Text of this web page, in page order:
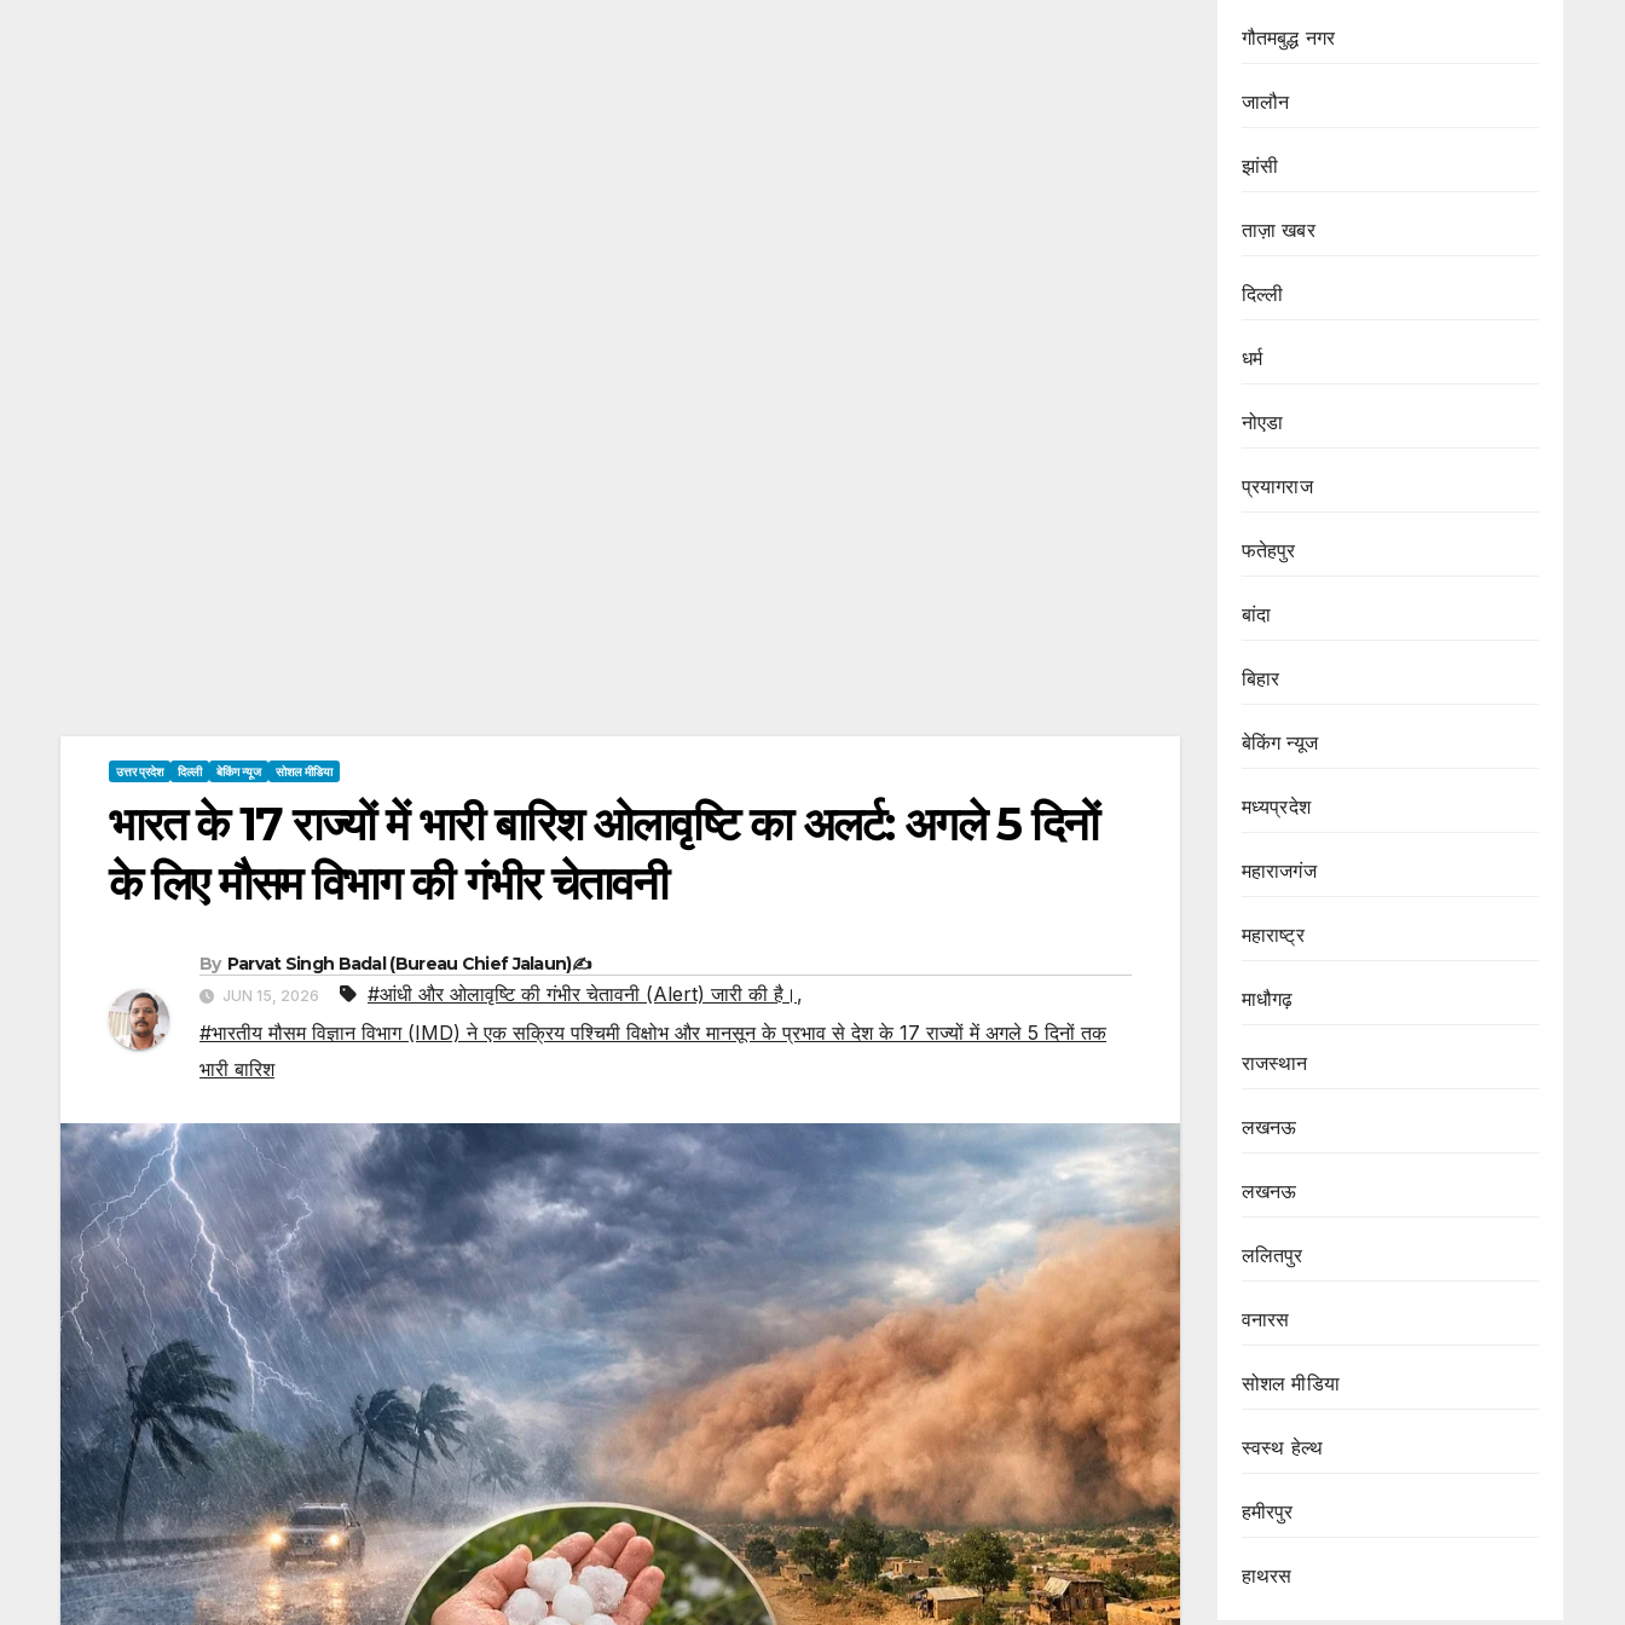
उत्तर प्रदेश दिल्ली बेकिंग न्यूज सोशल मीडिया
भारत के 17 राज्यों में भारी बारिश ओलावृष्टि का अलर्ट: अगले 5 दिनों
के लिए मौसम विभाग की गंभीर चेतावनी
By Parvat Singh Badal (Bureau Chief Jalaun)✍️
JUN 15, 2026 #आंधी और ओलावृष्टि की गंभीर चेतावनी (Alert) जारी की है। ,
#भारतीय मौसम विज्ञान विभाग (IMD) ने एक सक्रिय पश्चिमी विक्षोभ और मानसून के प्रभाव से देश के 17 राज्यों में अगले 5 दिनों तक
भारी बारिश
गौतमबुद्ध नगर
जालौन
झांसी
ताज़ा खबर
दिल्ली
धर्म
नोएडा
प्रयागराज
फतेहपुर
बांदा
बिहार
बेकिंग न्यूज
मध्यप्रदेश
महाराजगंज
महाराष्ट्र
माधौगढ़
राजस्थान
लखनऊ
लखनऊ
ललितपुर
वनारस
सोशल मीडिया
स्वस्थ हेल्थ
हमीरपुर
हाथरस